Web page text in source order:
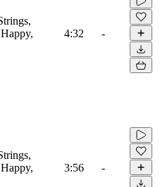
4:32 -
3:56 -